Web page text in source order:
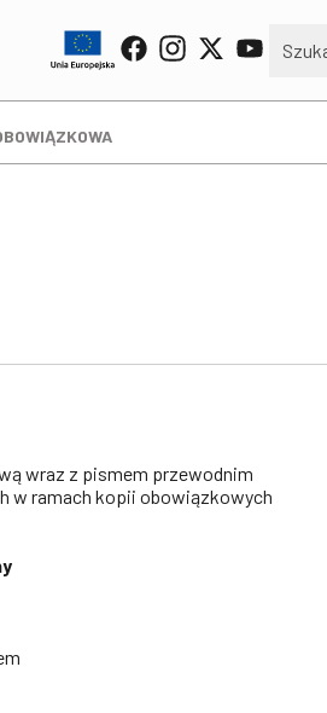
wraz z pismem przewodnim
w ramach kopii obowiązkowych